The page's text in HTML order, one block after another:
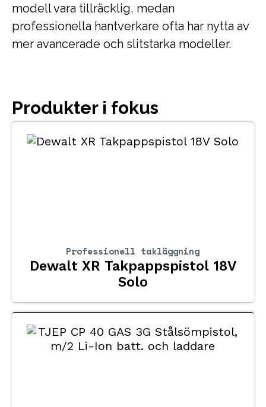
modell vara tillräcklig, medan
professionella hantverkare ofta har nytta av
mer avancerade och slitstarka modeller.
Produkter i fokus
Professionell takläggning
Dewalt XR Takpappspistol 18V
Solo